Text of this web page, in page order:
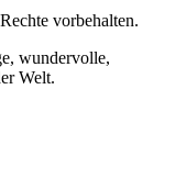
vorbehalten.
wundervolle,
Welt.